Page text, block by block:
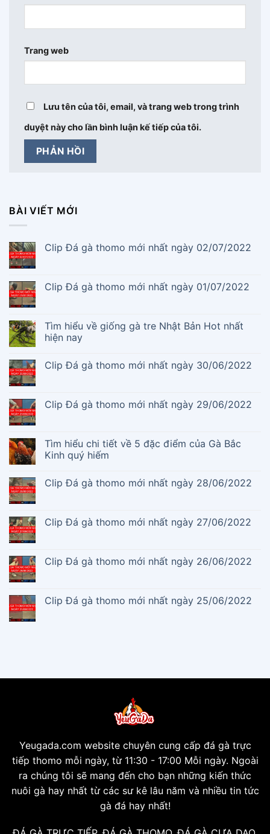
Trang web
Lưu tên của tôi, email, và trang web trong trình
duyệt này cho lần bình luận kế tiếp của tôi.
BÀI VIẾT MỚI
Clip Đá gà thomo mới nhất ngày 02/07/2022
Clip Đá gà thomo mới nhất ngày 01/07/2022
Tìm hiểu về giống gà tre Nhật Bản Hot nhất
hiện nay
Clip Đá gà thomo mới nhất ngày 30/06/2022
Clip Đá gà thomo mới nhất ngày 29/06/2022
Tìm hiểu chi tiết về 5 đặc điểm của Gà Bắc
Kinh quý hiếm
Clip Đá gà thomo mới nhất ngày 28/06/2022
Clip Đá gà thomo mới nhất ngày 27/06/2022
Clip Đá gà thomo mới nhất ngày 26/06/2022
Clip Đá gà thomo mới nhất ngày 25/06/2022
Yeugada.com website chuyên cung cấp đá gà trực
tiếp thomo mỗi ngày, từ 11:30 - 17:00 Mỗi ngày. Ngoài
ra chúng tôi sẽ mang đến cho bạn những kiến thức
nuôi gà hay nhất từ các sư kê lâu năm và nhiều tin tức
gà đá hay nhất!